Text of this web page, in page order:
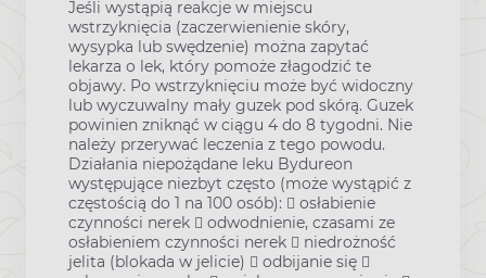
Jeśli wystąpią reakcje w miejscu
wstrzyknięcia (zaczerwienienie skóry,
wysypka lub swędzenie) można zapytać
lekarza o lek, który pomoże złagodzić te
objawy. Po wstrzyknięciu może być widoczny
lub wyczuwalny mały guzek pod skórą. Guzek
powinien zniknąć w ciągu 4 do 8 tygodni. Nie
należy przerywać leczenia z tego powodu.
Działania niepożądane leku Bydureon
występujące niezbyt często (może wystąpić z
częstością do 1 na 100 osób):  osłabienie
czynności nerek  odwodnienie, czasami ze
osłabieniem czynności nerek  niedrożność
jelita (blokada w jelicie)  odbijanie się 